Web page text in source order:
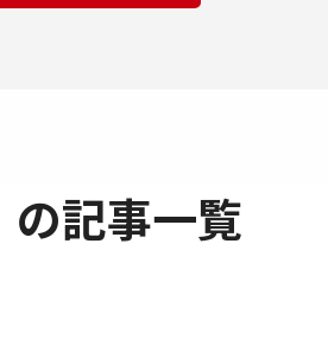
の記事一覧